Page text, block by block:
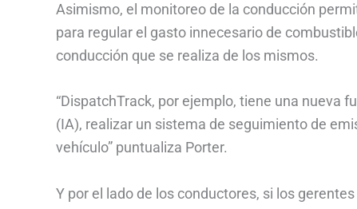
Asimismo, el monitoreo de la conducción
para regular el gasto innecesario de
conducción que se realiza de los mismos.
“DispatchTrack, por ejemplo, tiene una nueva
(IA), realizar un sistema de seguimiento de
vehículo” puntualiza Porter.
Y por el lado de los conductores, si los